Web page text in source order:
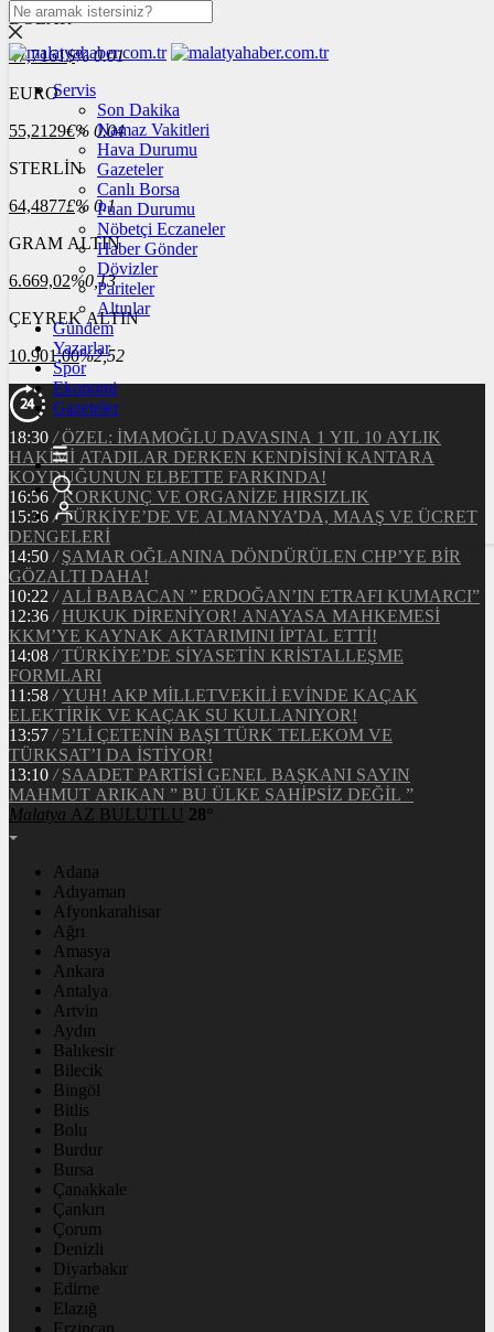
DOLAR
47,7161$% 0.01
EURO
55,2129€% 0.04
STERLİN
64,4877£% 0.1
GRAM ALTIN
6.669,02%0,13
ÇEYREK ALTIN
10.901,00%2,52
Servis
Son Dakika
Namaz Vakitleri
Hava Durumu
Gazeteler
Canlı Borsa
Puan Durumu
Nöbetçi Eczaneler
Haber Gönder
Dövizler
Pariteler
Altınlar
Gündem
Yazarlar
Spor
Ekonomi
Gazeteler
18:30 / ÖZEL: İMAMOĞLU DAVASINA 1 YIL 10 AYLIK
HAKİMİ ATADILAR DERKEN KENDİSİNİ KANTARA
KOYDUĞUNUN ELBETTE FARKINDA!
16:56 / KORKUNÇ VE ORGANİZE HIRSIZLIK
15:36 / TÜRKİYE’DE VE ALMANYA’DA, MAAŞ VE ÜCRET
DENGELERİ
14:50 / ŞAMAR OĞLANINA DÖNDÜRÜLEN CHP’YE BİR
GÖZALTI DAHA!
10:22 / ALİ BABACAN ” ERDOĞAN’IN ETRAFI KUMARCI”
12:36 / HUKUK DİRENİYOR! ANAYASA MAHKEMESİ
KKM’YE KAYNAK AKTARIMINI İPTAL ETTİ!
14:08 / TÜRKİYE’DE SİYASETİN KRİSTALLEŞME
FORMLARI
11:58 / YUH! AKP MİLLETVEKİLİ EVİNDE KAÇAK
ELEKTİRİK VE KAÇAK SU KULLANIYOR!
13:57 / 5’Lİ ÇETENİN BAŞI TÜRK TELEKOM VE
TÜRKSAT’I DA İSTİYOR!
13:10 / SAADET PARTİSİ GENEL BAŞKANI SAYIN
MAHMUT ARIKAN ” BU ÜLKE SAHİPSİZ DEĞİL ”
Malatya AZ BULUTLU 28°
Adana
Adıyaman
Afyonkarahisar
Ağrı
Amasya
Ankara
Antalya
Artvin
Aydın
Balıkesir
Bilecik
Bingöl
Bitlis
Bolu
Burdur
Bursa
Çanakkale
Çankırı
Çorum
Denizli
Diyarbakır
Edirne
Elazığ
Erzincan